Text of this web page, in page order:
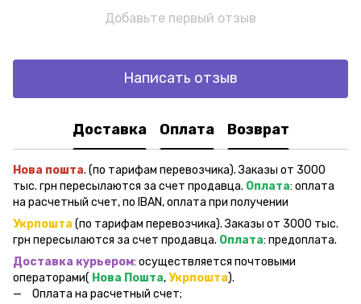
Добавьте первый отзыв
Написать отзыв
Доставка Оплата Возврат
Нова пошта. (по тарифам перевозчика). Заказы от 3000
тыс. грн пересылаются за счет продавца. Оплата: оплата
на расчетный счет, по IBAN, оплата при получении
Укрпошта (по тарифам перевозчика). Заказы от 3000 тыс.
грн пересылаются за счет продавца. Оплата: предоплата.
Доставка курьером: осуществляется почтовыми
операторами( Нова Пошта,Укрпошта).
Оплата на расчетный счет;